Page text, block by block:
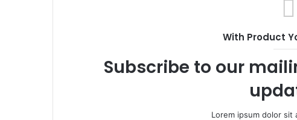
With Product
Subscribe to our
Lorem ipsum dolor sit